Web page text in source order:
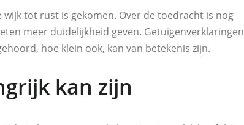
tot rust is gekomen. Over de toedracht is nog
meer duidelijkheid geven. Getuigenverklaringen
hoe klein ook, kan van betekenis zijn.
kan zijn